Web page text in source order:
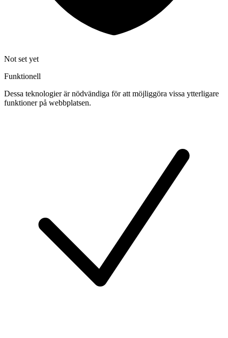
Not set yet
Funktionell
Dessa teknologier är nödvändiga för att möjliggöra vissa ytterligare
funktioner på webbplatsen.